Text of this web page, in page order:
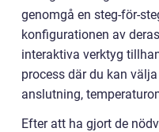
genomgå en steg-för-
konfigurationen av
interaktiva verktyg
process där du kan
anslutning,
Efter att ha gjort de